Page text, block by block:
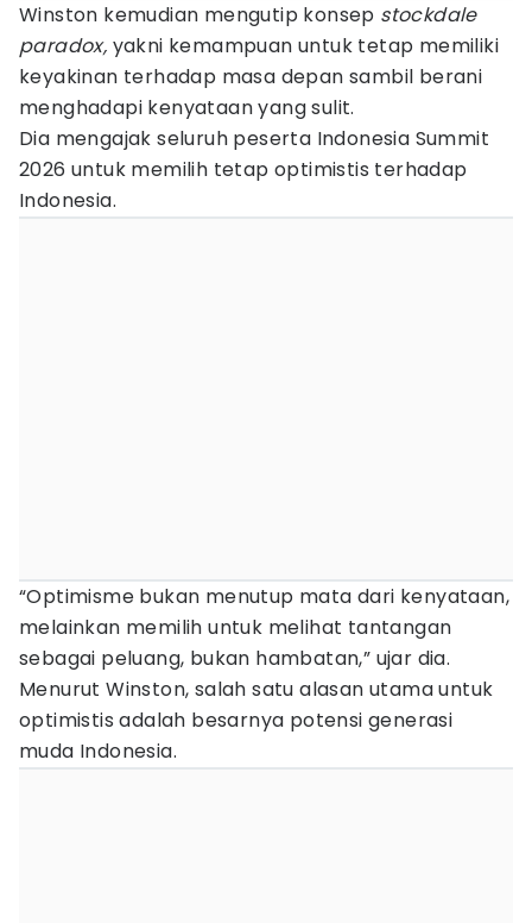
Winston kemudian mengutip konsep stockdale
paradox, yakni kemampuan untuk tetap memiliki
keyakinan terhadap masa depan sambil berani
menghadapi kenyataan yang sulit.
Dia mengajak seluruh peserta Indonesia Summit
2026 untuk memilih tetap optimistis terhadap
Indonesia.
“Optimisme bukan menutup mata dari kenyataan,
melainkan memilih untuk melihat tantangan
sebagai peluang, bukan hambatan,” ujar dia.
Menurut Winston, salah satu alasan utama untuk
optimistis adalah besarnya potensi generasi
muda Indonesia.